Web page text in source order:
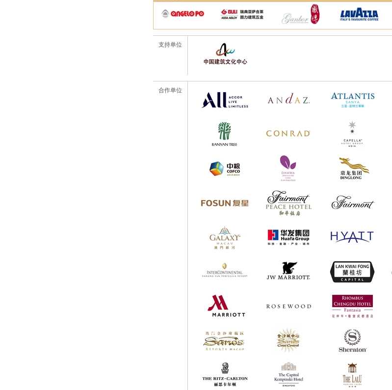
支持单位
合作单位